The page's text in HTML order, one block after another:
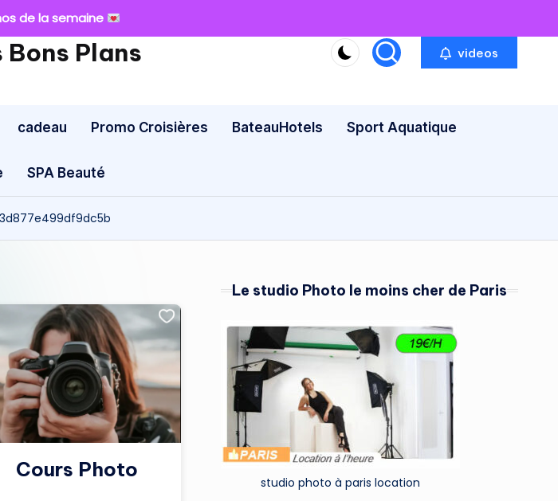
Plans videos
cadeau Promo Croisières BateauHotels Sport Aquatique
SPA Beauté
Cours Photo
Le studio Photo le moins cher de Paris
studio photo à paris location
de la semaine